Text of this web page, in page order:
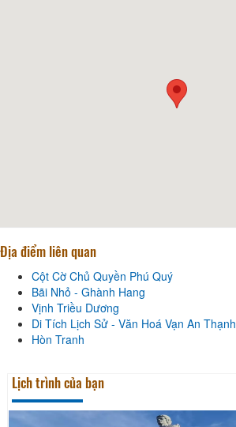
Địa điểm liên quan
Cột Cờ Chủ Quyền Phú Quý
Bãi Nhỏ - Ghành Hang
Vịnh Triều Dương
Di Tích Lịch Sử - Văn Hoá Vạn An Thạnh
Hòn Tranh
Lịch trình của bạn